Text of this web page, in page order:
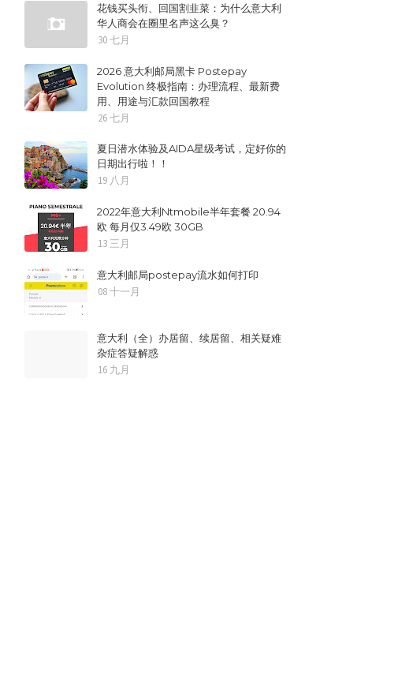
花钱买头衔、回国割韭菜：为什么意大利
华人商会在圈里名声这么臭？
30 七月
2026 意大利邮局黑卡 Postepay
Evolution 终极指南：办理流程、最新费
用、用途与汇款回国教程
26 七月
夏日潜水体验及AIDA星级考试，定好你的
日期出行啦！！
19 八月
2022年意大利Ntmobile半年套餐 20.94
欧 每月仅3.49欧 30GB
13 三月
意大利邮局postepay流水如何打印
08 十一月
意大利（全）办居留、续居留、相关疑难
杂症答疑解惑
16 九月